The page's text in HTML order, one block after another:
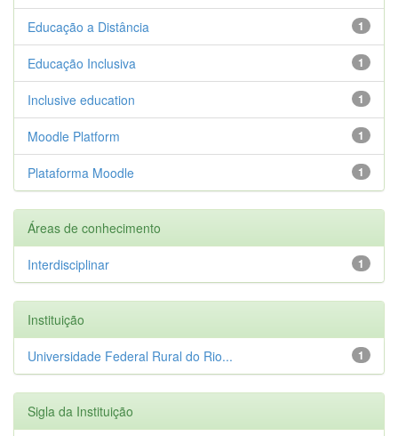
1
Educação a Distância
1
Educação Inclusiva
1
Inclusive education
1
Moodle Platform
1
Plataforma Moodle
Áreas de conhecimento
1
Interdisciplinar
Instituição
1
Universidade Federal Rural do Rio...
Sigla da Instituição